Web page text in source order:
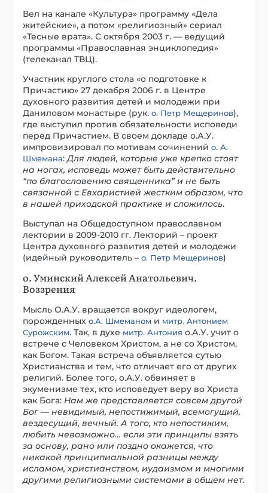
Вел на канале «Культура» программу «Дела
житейские», а потом «религиозный» сериал
«Тесные врата». С октября 2003 г. — ведущий
программы «Православная энциклопедия»
(телеканал ТВЦ).
Участник круглого стола «о подготовке к
Причастию» 27 декабря 2006 г. в Центре
духовного развития детей и молодежи при
Даниловом монастыре (рук.о. Петр Мещеринов),
где выступил против обязательности исповеди
перед Причастием. В своем докладе о.А.У.
импровизировал по мотивам сочиненийо. А.
Шмемана:Для людей, которые уже крепко стоят
на ногах, исповедь может быть действительно
“по благословению священника” и не быть
связанной с Евхаристией жестким образом, что
в нашей приходской практике и сложилось.
Выступал на Общедоступном православном
лектории в 2009-2010 гг. Лекторий – проект
Центра духовного развития детей и молодежи
(идейный руководитель –о. Петр Мещеринов)
о. Уминский Алексей Анатольевич.
Воззрения
Мысль О.А.У. вращается вокруг идеологем,
порожденныхо.А. Шмеманом и митр. Антонием
Сурожским. Так, в духе митр. Антония о.А.У. учит о
встрече с Человеком Христом, а не со Христом,
как Богом. Такая встреча объявляется сутью
Христианства и тем, что отличает его от других
религий. Более того, о.А.У. обвиняет в
экуменизме тех, кто исповедует веру во Христа
как Бога: Нам же представляется совсем другой
Бог — невидимый, непостижимый, всемогущий,
вездесущий, вечный. А того, кто непостижим,
любить невозможно… если эти принципы взять
за основу, рано или поздно окажется, что
никакой принципиальной разницы между
исламом, христианством, иудаизмом и многими
другими религиозными системами в общем нет.